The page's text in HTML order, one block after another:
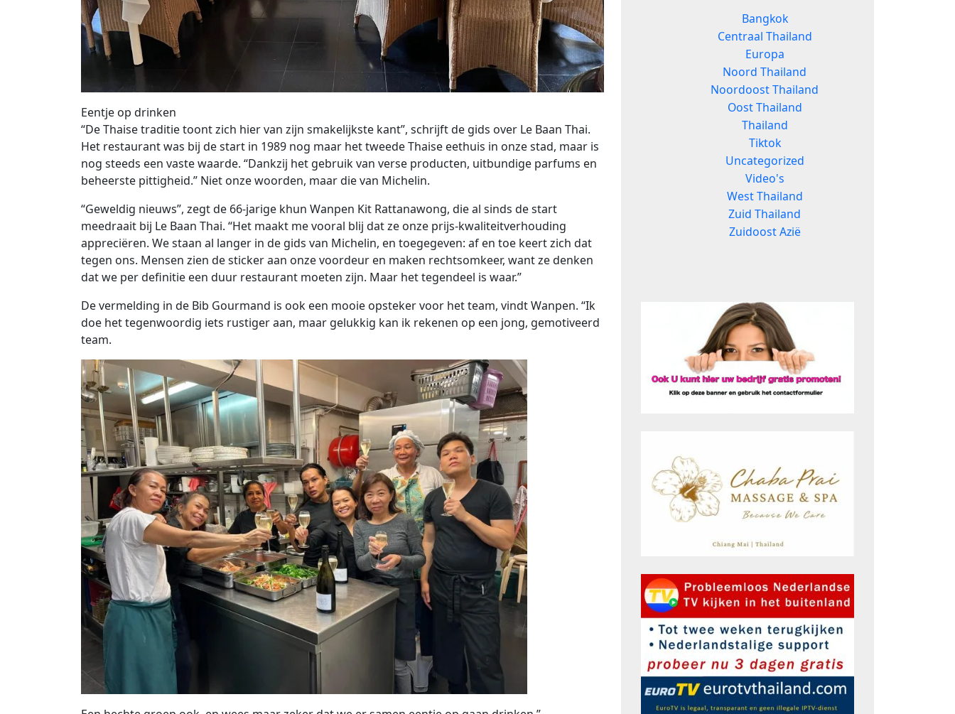
Eentje op drinken
“De Thaise traditie toont zich hier van zijn smakelijkste kant”, schrijft de gids over Le Baan Thai.
Het restaurant was bij de start in 1989 nog maar het tweede Thaise eethuis in onze stad, maar is
nog steeds een vaste waarde. “Dankzij het gebruik van verse producten, uitbundige parfums en
beheerste pittigheid.” Niet onze woorden, maar die van Michelin.
“Geweldig nieuws”, zegt de 66-jarige khun Wanpen Kit Rattanawong, die al sinds de start
meedraait bij Le Baan Thai. “Het maakt me vooral blij dat ze onze prijs-kwaliteitverhouding
appreciëren. We staan al langer in de gids van Michelin, en toegegeven: af en toe keert zich dat
tegen ons. Mensen zien de sticker aan onze voordeur en maken rechtsomkeer, want ze denken
dat we per definitie een duur restaurant moeten zijn. Maar het tegendeel is waar.”
De vermelding in de Bib Gourmand is ook een mooie opsteker voor het team, vindt Wanpen. “Ik
doe het tegenwoordig iets rustiger aan, maar gelukkig kan ik rekenen op een jong, gemotiveerd
team.
Bangkok
Centraal Thailand
Europa
Noord Thailand
Noordoost Thailand
Oost Thailand
Thailand
Tiktok
Uncategorized
Video's
West Thailand
Zuid Thailand
Zuidoost Azië